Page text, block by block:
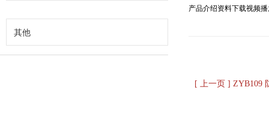
其他
产品介绍资料下载视频
[ 上一页 ] ZYB109